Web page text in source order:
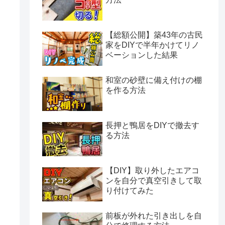
【総額公開】築43年の古民
家をDIYで半年かけてリノ
ベーションした結果
和室の砂壁に備え付けの棚
を作る方法
長押と鴨居をDIYで撤去す
る方法
【DIY】取り外したエアコ
ンを自分で真空引きして取
り付けてみた
前板が外れた引き出しを自